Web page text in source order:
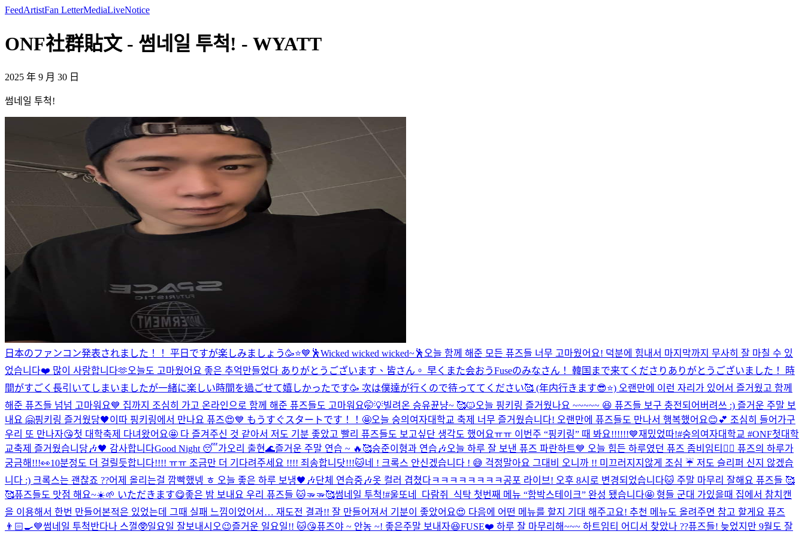
FeedArtistFan LetterMediaLiveNotice
ONF社群貼文 - 썸네일 투척! - WYATT
2025 年 9 月 30 日
썸네일 투척!
日本のファンコン発表されました！！ 平日ですが楽しみましょう🥳⭐️💙 🕺Wicked wicked wicked~🕺 오늘 함께 해준 모든 퓨즈들 너무 고마웠어요! 덕분에 힘내서 마지막까지 무사히 잘 마칠 수 있
었습니다❤️ 많이 사랑합니다🫶오늘도 고마웠어요 좋은 추억만들었다 ありがとうございます、皆さん。 早くまた会おうFuseのみなさん！ 韓国まで来てくださりありがとうございました！ 時
間がすごく長引いてしまいましたが一緒に楽しい時間を過ごせて嬉しかったです🥳 次は僕達が行くので待っててください🥰 (年内行きます😎⭐️) 오랜만에 이런 자리가 있어서 즐거웠고 함께
해준 퓨즈들 넘넘 고마워요💙 집까지 조심히 가고 온라인으로 함께 해준 퓨즈들도 고마워요🤭💡빌려온 승유뀬냥~ 🥰🐱오늘 핑키링 즐거웠나요 ~~~~~ 😆 퓨즈들 보구 충전되어버려쓰 :) 즐거운 주말 보
내요 🤗핑키링 즐거웠당🖤이따 핑키링에서 만나요 퓨즈😍💙 もうすぐスタートです！！🤩오늘 숭의여자대학교 축제 너무 즐거웠습니다! 오랜만에 퓨즈들도 만나서 행복했어요😊💕 조심히 들어가구
우리 또 만나자😘첫 대학축제 다녀왔어요🤩 다 즐겨주신 것 같아서 저도 기분 좋았고 빨리 퓨즈들도 보고싶단 생각도 했어요ㅠㅠ 이번주 “핑키링” 때 봐요!!!!!!💙재밌었따!#숭의여자대학교 #ONF첫대학
교축제 즐거웠습니당🎶🖤 감사합니다Good Night 😴가오리 출현🌊즐거운 주말 연습 ~ 🔥🥰승준이형과 연습🎶오늘 하루 잘 보낸 퓨즈 파란하트💙 오늘 힘든 하루였던 퓨즈 좀비임티🧟‍♂️ 퓨즈의 하루가
궁금해!!!👀10분정도 더 걸릴듯합니다!!!! ㅠㅠ 조금만 더 기다려주세요 !!!! 죄송합니닷!!!🐱네 ! 크록스 안신겠습니다 ! 😅 걱정말아요 그대 비 오니까 !! 미끄러지지않게 조심 ☔️ 저도 슬리퍼 신지 않겠습
니다 :) 크록스는 괜찮죠 ??어제 올리는걸 깜빡했넹 ㅎ 오늘 좋은 하루 보냉🖤🎶단체 연습중🎶옷 컬러 겹쳤다ㅋㅋㅋㅋㅋㅋㅋㅋ공포 라이브! 오후 8시로 변경되었습니다🐱 주말 마무리 잘해요 퓨즈들 🥰
🥰퓨즈들도 맛점 해요~☀️🌱 いただきます😋좋은 밤 보내요 우리 퓨즈들 🐱🫳🫳🥰썸네일 투척!#울또네_다람쥐_식탁 첫번째 메뉴 “함박스테이크” 완성 됐습니다🤩 형들 군대 가있을때 집에서 참치캔
을 이용해서 한번 만들어본적은 있었는데 그때 실패 느낌이었어서… 재도전 결과!! 잘 만들어져서 기분이 좋았어요😍 다음에 어떤 메뉴를 할지 기대 해주고요! 추천 메뉴도 올려주면 참고 할게요 퓨즈
👨🏻‍🍳💙썸네일 투척반다나 스껄🥸일요일 잘보내시오😉즐거운 일요일!! 🐱😘퓨즈야 ~ 안농 ~! 좋은주말 보내자😆FUSE❤️ 하루 잘 마무리해~~~ 하트임티 어디서 찾았나 ??퓨즈들! 늦었지만 9월도 잘